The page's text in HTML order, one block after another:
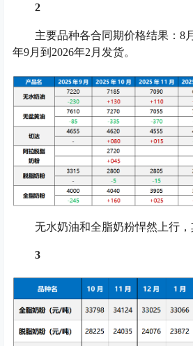
2
主要品种各合同期价格结果：8月
年9月到2026年2月发货。
无水奶油和全脂奶粉悍然上行，
3